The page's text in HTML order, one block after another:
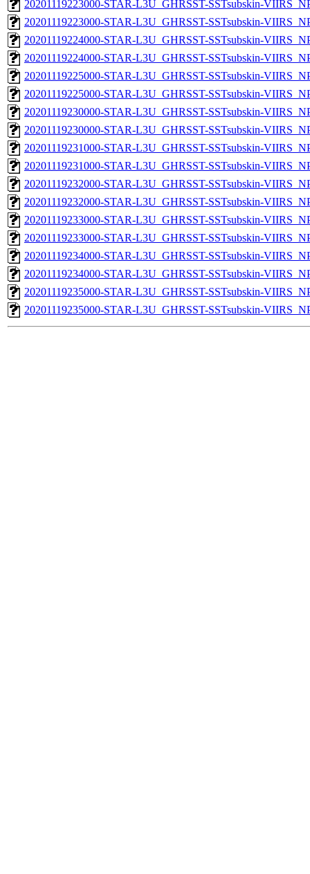
20201119223000-STAR-L3U_GHRSST-SSTsubskin-
20201119223000-STAR-L3U_GHRSST-SSTsubskin-
20201119224000-STAR-L3U_GHRSST-SSTsubskin-
20201119224000-STAR-L3U_GHRSST-SSTsubskin-
20201119225000-STAR-L3U_GHRSST-SSTsubskin-
20201119225000-STAR-L3U_GHRSST-SSTsubskin-
20201119230000-STAR-L3U_GHRSST-SSTsubskin-
20201119230000-STAR-L3U_GHRSST-SSTsubskin-
20201119231000-STAR-L3U_GHRSST-SSTsubskin-
20201119231000-STAR-L3U_GHRSST-SSTsubskin-
20201119232000-STAR-L3U_GHRSST-SSTsubskin-
20201119232000-STAR-L3U_GHRSST-SSTsubskin-
20201119233000-STAR-L3U_GHRSST-SSTsubskin-
20201119233000-STAR-L3U_GHRSST-SSTsubskin-
20201119234000-STAR-L3U_GHRSST-SSTsubskin-
20201119234000-STAR-L3U_GHRSST-SSTsubskin-
20201119235000-STAR-L3U_GHRSST-SSTsubskin-
20201119235000-STAR-L3U_GHRSST-SSTsubskin-